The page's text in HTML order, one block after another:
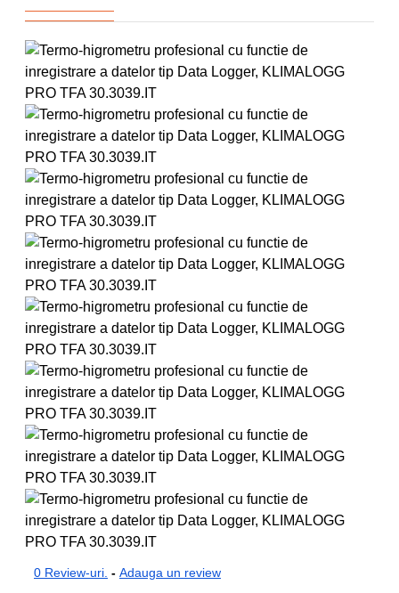
0 Review-uri. - Adauga un review